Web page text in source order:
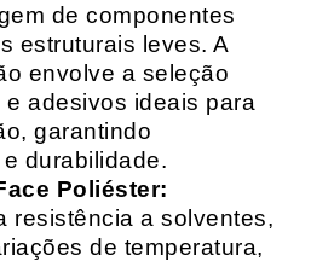
de componentes
estruturais leves. A
envolve a seleção
adesivos ideais para
garantindo
durabilidade.
Poliéster:
resistência a solventes,
de temperatura,